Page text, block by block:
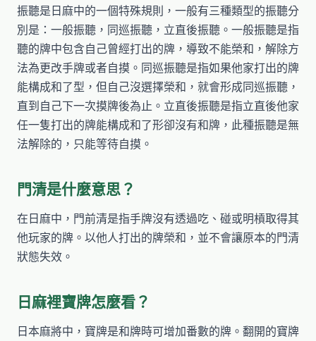
振聽是日麻中的一個特殊規則，一般有三種類型的振聽分
別是：一般振聽，同巡振聽，立直後振聽。一般振聽是指
聽的牌中包含自己曾經打出的牌，導致不能榮和，解除方
法為更改手牌或者自摸。同巡振聽是指如果他家打出的牌
能構成和了型，但自己沒選擇榮和，就會形成同巡振聽，
直到自己下一次摸牌後為止。立直後振聽是指立直後他家
任一隻打出的牌能構成和了形卻沒有和牌，此種振聽是無
法解除的，只能等待自摸。
門清是什麼意思？
在日麻中，門前清是指手牌沒有透過吃、碰或明槓取得其
他玩家的牌。以他人打出的牌榮和，並不會讓原本的門清
狀態失效。
日麻裡寶牌怎麼看？
日本麻將中，寶牌是和牌時可增加番數的牌。翻開的寶牌